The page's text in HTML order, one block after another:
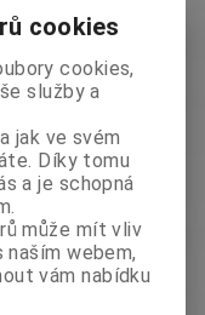
62,50 Kč
/2,79 EUR
Koupit
cookies
cookies,
služby a
jak ve svém
Díky tomu
a je schopná
může mít vliv
webem,
vám nabídku